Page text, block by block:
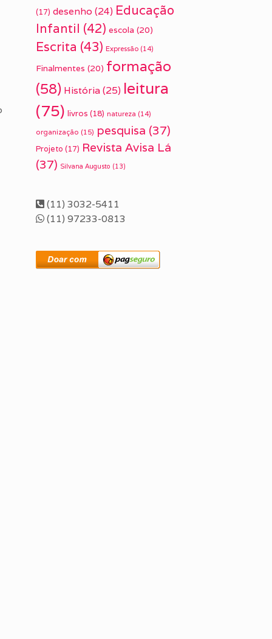
(17) desenho (24) Educação
Infantil (42) escola (20)
Escrita (43) Expressão (14)
Finalmentes (20) formação
(58) História(25) leitura
(75) livros (18) natureza (14)
organização (15) pesquisa (37)
Projeto (17) Revista Avisa Lá
(37) Silvana Augusto (13)
(11) 3032-5411
(11) 97233-0813